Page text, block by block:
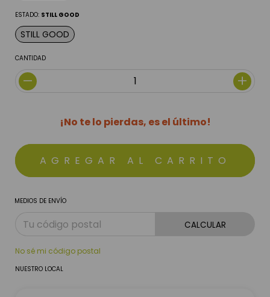
ESTADO: STILL GOOD
STILL GOOD
CANTIDAD
¡No te lo pierdas, es el último!
MEDIOS DE ENVÍO
CALCULAR
No sé mi código postal
NUESTRO LOCAL